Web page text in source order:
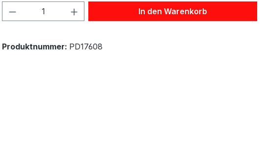
Produkt Anzahl: Gib den gewünschten Wert
In den Warenkorb
Produktnummer: PD17608